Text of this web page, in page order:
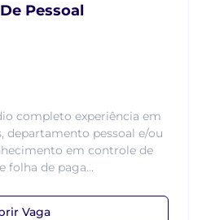
Pessoal
completo experiência em
departamento pessoal e/ou
em controle de
folha de paga...
Vaga